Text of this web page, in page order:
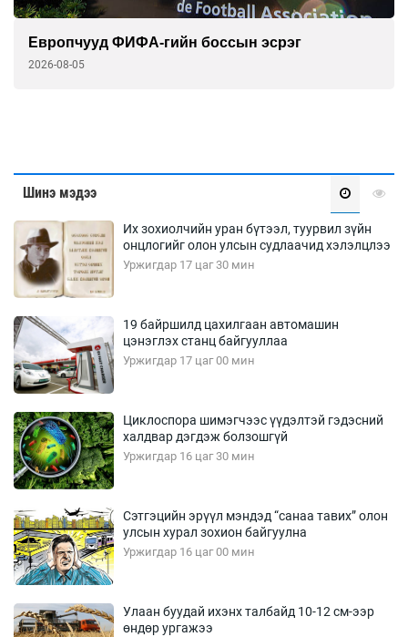
Европчууд ФИФА-гийн боссын эсрэг
2026-08-05
Шинэ мэдээ
Их зохиолчийн уран бүтээл, туурвил зүйн
онцлогийг олон улсын судлаачид хэлэлцлээ
Уржигдар 17 цаг 30 мин
19 байршилд цахилгаан автомашин
цэнэглэх станц байгууллаа
Уржигдар 17 цаг 00 мин
Циклоспора шимэгчээс үүдэлтэй гэдэсний
халдвар дэгдэж болзошгүй
Уржигдар 16 цаг 30 мин
Сэтгэцийн эрүүл мэндэд “санаа тавих” олон
улсын хурал зохион байгуулна
Уржигдар 16 цаг 00 мин
Улаан буудай ихэнх талбайд 10-12 см-ээр
өндөр ургажээ